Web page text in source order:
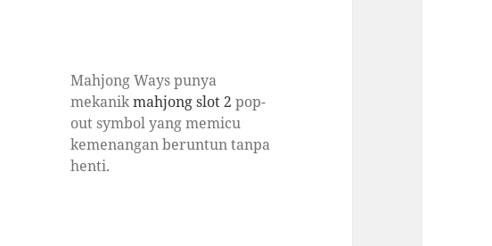
Mahjong Ways punya
mekanikmahjong slot 2 pop-
out symbol yang memicu
kemenangan beruntun tanpa
henti.